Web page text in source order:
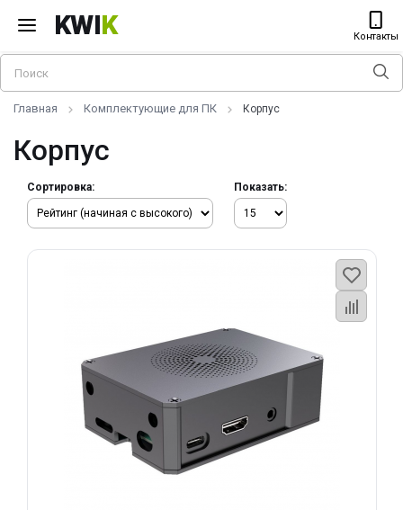
KWIK Контакты
Главная Комплектующие для ПК Корпус
Корпус
Сортировка: Показать: